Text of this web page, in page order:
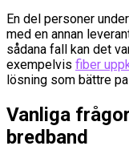
En del personer
med en annan
sådana fall kan det
exempelvis fiber
lösning som bättre
Vanliga
bredband